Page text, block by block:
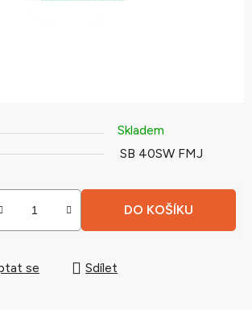
Skladem
SB 40SW FMJ
DO KOŠÍKU
se Sdílet